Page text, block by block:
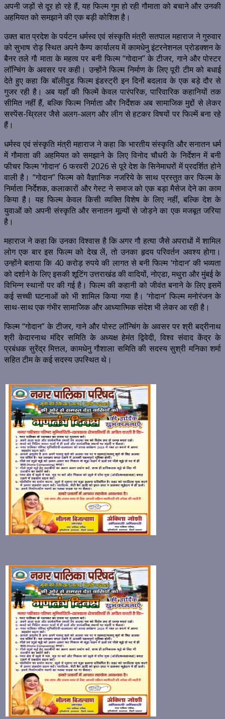
अपनी जड़ों से दूर हो रहे हैं, यह फिल्म गुम हो रही गौमाता को बचाने और उनकी
अहमियत को समझाने की एक बड़ी कोशिश है।
उक्त बात प्रदेश के पर्यटन धर्मस्व एवं संस्कृति मंत्री सतपाल महाराज ने गुरुवार
को सुभाष रोड़ स्थित अपने कैम्प कार्यालय में कामधेनु इंटरनेशनल प्रोडक्शन के
बैनर तले गौ माता के महत्व पर बनी फिल्म “गोदान” के टीजर, गाने और पोस्टर
लॉन्चिंग के अवसर पर कही। उन्होंने फिल्म निर्माण के लिए पूरी टीम को बधाई
देते हुए कहा कि बॉलीवुड फिल्म इंडस्ट्री इन दिनों बदलाव के एक बड़े दौर से
गुजर रही है। अब यहाँ की फिल्में केवल पारंपरिक, पारिवारिक कहानियों तक
सीमित नहीं हैं, बल्कि फिल्म निर्माता और निर्देशक अब सामाजिक मुद्दों से लेकर
सस्पेंस-थ्रिलर जैसे अलग-अलग और लीग से हटकर विषयों पर फिल्में बना रहे
हैं।
धर्मस्व एवं संस्कृति मंत्री महाराज ने कहा कि भारतीय संस्कृति और सनातन धर्म
में गौमाता की अहमियत को समझाने के लिए विनोद चौधरी के निर्देशन में बनी
फीचर फिल्म ‘गोदान’ 6 फरवरी 2026 से पूरे देश के सिनेमाघरों में प्रदर्शित होने
वाली है। “गोदान” फिल्म को वैज्ञानिक नजरिये के साथ प्रस्तुत कर फिल्म के
निर्माता निर्देशक, कलाकारों और गेस्ट ने समाज को एक बड़ा मैसेज देने का काम
किया है। यह फिल्म केवल किसी व्यक्ति विशेष के लिए नहीं, बल्कि देश के
युवाओं को अपनी संस्कृति और सनातन मूल्यों से जोड़ने का एक मजबूत जरिया
है।
महाराज ने कहा कि उनका विश्वास है कि अगर गौ हत्या जैसे अपराधों में शामिल
लोग एक बार इस फिल्म को देख लें, तो उनका हृदय परिवर्तन अवश्य होगा।
उन्होंने बताया कि 40 करोड़ रुपये की लागत से बनी फिल्म ‘गोदान’ की भव्यता
को दर्शाने के लिए इसकी शूटिंग उत्तराखंड की वादियों, नोएडा, मथुरा और मुंबई के
विभिन्न स्थानों पर की गई है। फिल्म की कहानी को जीवंत बनाने के लिए इसमें
कई सच्ची घटनाओं को भी शामिल किया गया है। ‘गोदान’ फिल्म मनोरंजन के
साथ-साथ एक गंभीर सामाजिक और आध्यात्मिक संदेश भी लेकर आ रही है।
फिल्म “गोदान” के टीजर, गाने और पोस्ट लॉन्चिंग के अवसर पर श्री बद्रीनाथ
श्री केदारनाथ मंदिर समिति के अध्यक्ष हेमंत द्विवेदी, विश्व संवाद केंद्र के
प्रबंधक सुरेंद्र मित्तल, कामधेनु गौशाला समिति की सदस्य सुश्री मनिका शर्मा
सहित टीम के कई सदस्य उपस्थित थे।